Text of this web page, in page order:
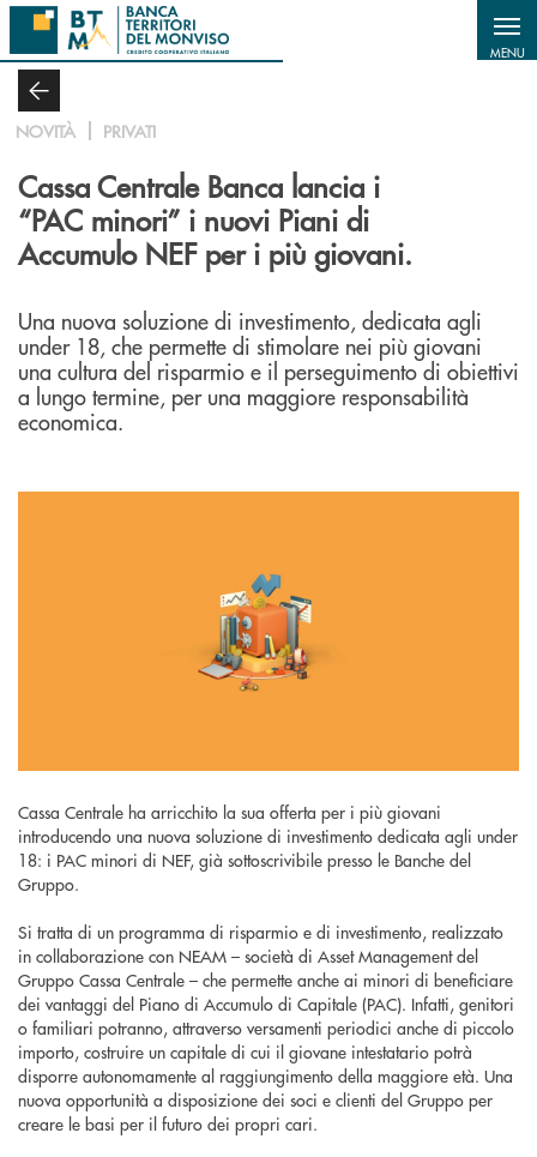
Salta al contenuto principale
MENU
NOVITÀ PRIVATI
Cassa Centrale Banca lancia i
“PAC minori” i nuovi Piani di
Accumulo NEF per i più giovani.
Una nuova soluzione di investimento, dedicata agli
under 18, che permette di stimolare nei più giovani
una cultura del risparmio e il perseguimento di obiettivi
a lungo termine, per una maggiore responsabilità
economica.
Cassa Centrale ha arricchito la sua offerta per i più giovani
introducendo una nuova soluzione di investimento dedicata agli under
18: i PAC minori di NEF, già sottoscrivibile presso le Banche del
Gruppo.
Si tratta di un programma di risparmio e di investimento, realizzato
in collaborazione con NEAM – società di Asset Management del
Gruppo Cassa Centrale – che permette anche ai minori di beneficiare
dei vantaggi del Piano di Accumulo di Capitale (PAC). Infatti, genitori
o familiari potranno, attraverso versamenti periodici anche di piccolo
importo, costruire un capitale di cui il giovane intestatario potrà
disporre autonomamente al raggiungimento della maggiore età. Una
nuova opportunità a disposizione dei soci e clienti del Gruppo per
creare le basi per il futuro dei propri cari.